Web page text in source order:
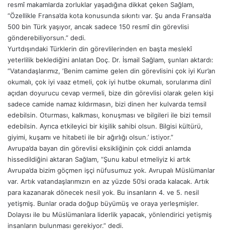
resmî makamlarda zorluklar yaşadığına dikkat çeken Sağlam,
“Özellikle Fransa’da kota konusunda sıkıntı var. Şu anda Fransa’da
500 bin Türk yaşıyor, ancak sadece 150 resmî din görevlisi
gönderebiliyorsun.” dedi.
Yurtdışındaki Türklerin din görevlilerinden en başta meslekî
yeterlilik beklediğini anlatan Doç. Dr. İsmail Sağlam, şunları aktardı:
“Vatandaşlarımız, ‘Benim camime gelen din görevlisini çok iyi Kur’an
okumalı, çok iyi vaaz etmeli, çok iyi hutbe okumalı, sorularıma dinî
açıdan doyurucu cevap vermeli, bize din görevlisi olarak gelen kişi
sadece camide namaz kıldırmasın, bizi dinen her kulvarda temsil
edebilsin. Oturması, kalkması, konuşması ve bilgileri ile bizi temsil
edebilsin. Ayrıca etkileyici bir kişilik sahibi olsun. Bilgisi kültürü,
giyimi, kuşamı ve hitabeti ile bir ağırlığı olsun.’ istiyor.”
Avrupa’da bayan din görevlisi eksikliğinin çok ciddi anlamda
hissedildiğini aktaran Sağlam, “Şunu kabul etmeliyiz ki artık
Avrupa’da bizim göçmen işçi nüfusumuz yok. Avrupalı Müslümanlar
var. Artık vatandaşlarımızın en az yüzde 50’si orada kalacak. Artık
para kazanarak dönecek nesil yok. Bu insanların 4. ve 5. nesil
yetişmiş. Bunlar orada doğup büyümüş ve oraya yerleşmişler.
Dolayısı ile bu Müslümanlara liderlik yapacak, yönlendirici yetişmiş
insanların bulunması gerekiyor.” dedi.